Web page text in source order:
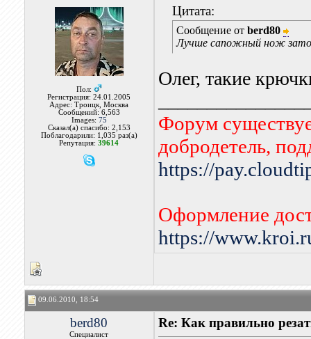
Пол:
Регистрация: 24.01.2005
Адрес: Троицк, Москва
Сообщений: 6,563
Images: 75
Сказал(а) спасибо: 2,153
Поблагодарили: 1,035 раз(а)
Репутация:39614
Цитата:
Сообщение от berd80
Лучше сапожный нож
Олег, такие
Форум
добродетель,
https://
Оформление
https://
09.06.2010, 18:54
berd80
Специалист
Re: Как правильно